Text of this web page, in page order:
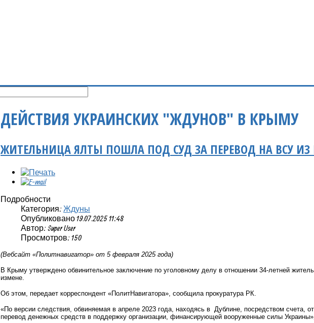
ДЕЙСТВИЯ УКРАИНСКИХ "ЖДУНОВ" В КРЫМУ
ЖИТЕЛЬНИЦА ЯЛТЫ ПОШЛА ПОД СУД ЗА ПЕРЕВОД НА ВСУ
Подробности
Категория: Ждуны
Опубликовано 19.07.2025 11:48
Автор: Super User
Просмотров: 150
(Вебсайт «Политнавигатор» от 5 февраля 2025 года)
В Крыму утверждено обвинительное заключение по уголовному делу в отношении 34-летней
измене.
Об этом, передает корреспондент «ПолитНавигатора», сообщила прокуратура РК.
«По версии следствия, обвиняемая в апреле 2023 года, находясь в Дублине, посредством счета,
перевод денежных средств в поддержку организации, финансирующей вооруженные силы Украины